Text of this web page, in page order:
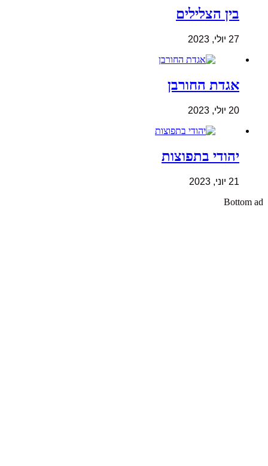
בין הצלילים
27 יולי, 2023
אגדת החורבן
20 יולי, 2023
יהודי בתפוצות
21 יוני, 2023
Bottom ad